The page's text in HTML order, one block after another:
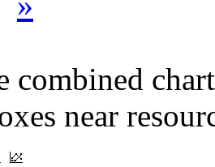
combined
near